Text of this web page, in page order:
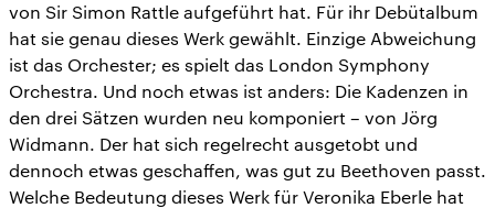
von Sir Simon Rattle aufgeführt hat. Für ihr Debütalbum
hat sie genau dieses Werk gewählt. Einzige Abweichung
ist das Orchester; es spielt das London Symphony
Orchestra. Und noch etwas ist anders: Die Kadenzen in
den drei Sätzen wurden neu komponiert – von Jörg
Widmann. Der hat sich regelrecht ausgetobt und
dennoch etwas geschaffen, was gut zu Beethoven passt.
Welche Bedeutung dieses Werk für Veronika Eberle hat